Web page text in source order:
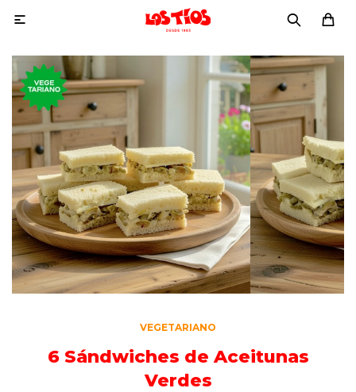

VEGETARIANO
6 Sándwiches de Aceitunas
Verdes